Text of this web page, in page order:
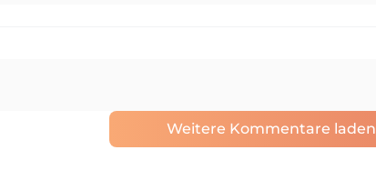
Weitere Kommentare laden